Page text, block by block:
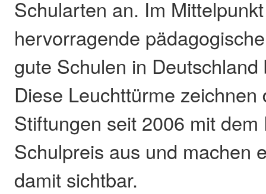
Schularten an. Im
hervorragende
gute Schulen in
Diese Leuchttürme zeichnen
Stiftungen seit 2006 mit dem
Schulpreis aus und machen
damit sichtbar.